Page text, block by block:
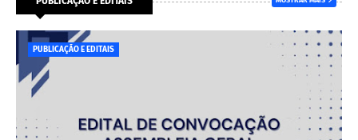
PUBLICAÇÃO E EDITAIS